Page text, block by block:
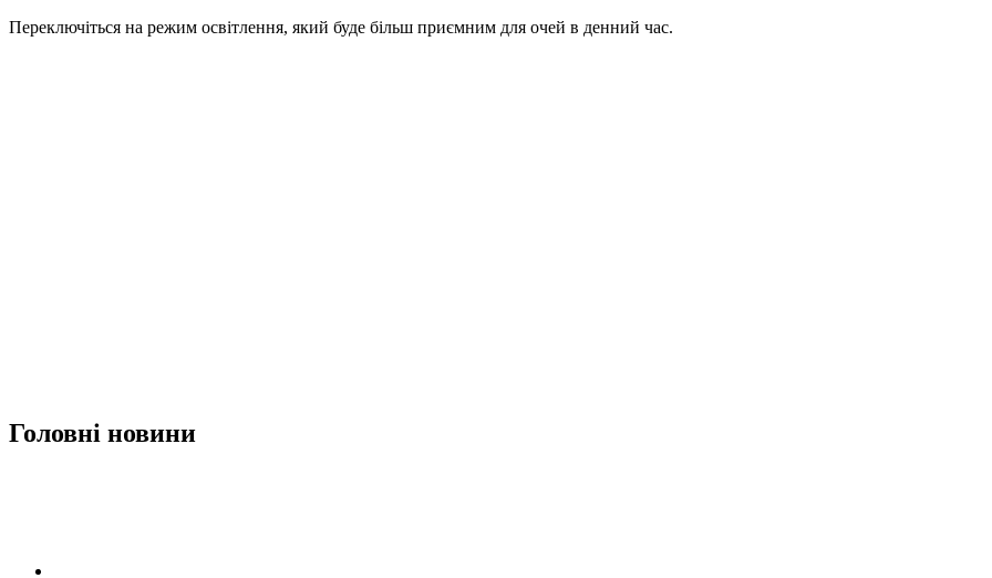
Переключіться на режим освітлення, який буде більш приємним для очей в денний час.
Головні новини